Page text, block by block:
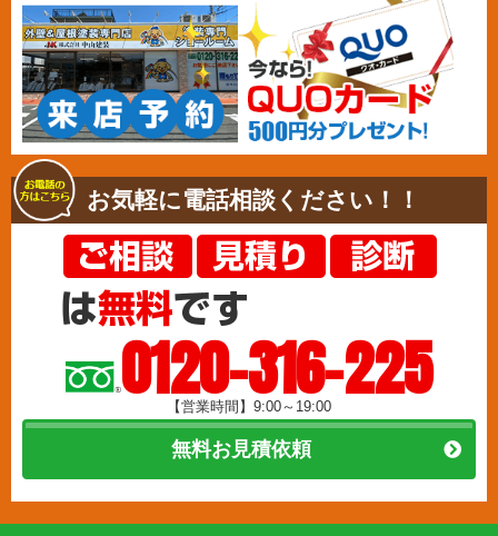
お気軽に電話相談ください！！
0120-316-225
【営業時間】9:00～19:00
無料お見積依頼